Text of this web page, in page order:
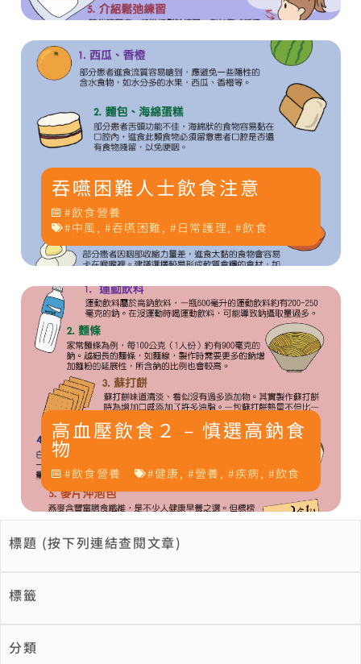
吞嚥困難人士飲食注意
飲食營養
中風, 吞嚥困難, 日常護理, 飲食
高血壓飲食２ – 慎選高鈉食
物
飲食營養 健康, 營養 , 疾病, 飲食
標題 (按下列連結查閱文章)
標籤
分類